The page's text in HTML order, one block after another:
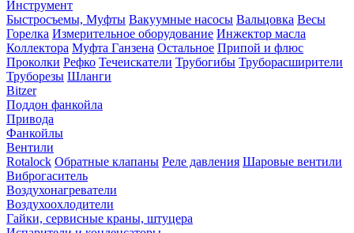
Инструмент
Быстросъемы, Муфты Вакуумные насосы Вальцовка Весы
Горелка Измерительное оборудование Инжектор масла
Коллектора Муфта Ганзена Остальное Припой и флюс
Проколки Рефко Течеискатели Трубогибы Труборасширители
Труборезы Шланги
Bitzer
Поддон фанкойла
Привода
Фанкойлы
Вентили
Rotalock Обратные клапаны Реле давления Шаровые вентили
Виброгаситель
Воздухонагреватели
Воздухоохлодители
Гайки, сервисные краны, штуцера